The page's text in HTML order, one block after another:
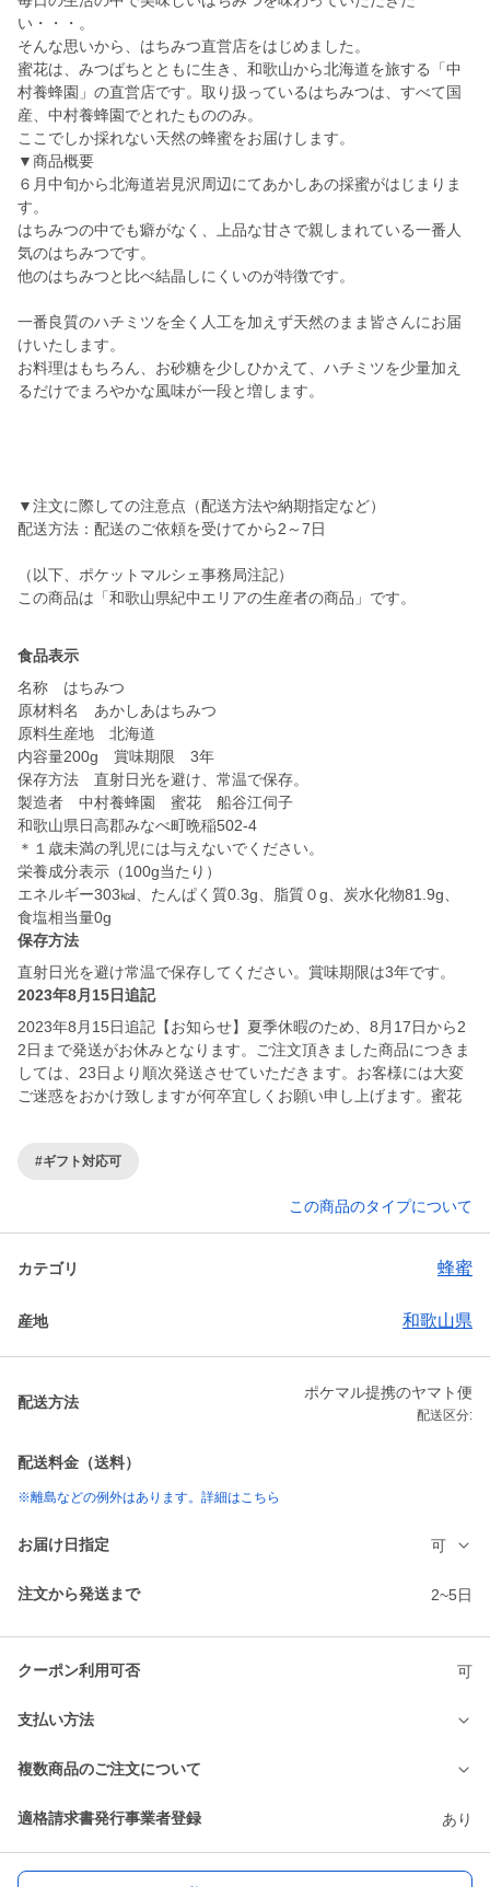
い・・・。
そんな思いから、はちみつ直営店をはじめました。
蜜花は、みつばちとともに生き、和歌山から北海道を旅する「中
村養蜂園」の直営店です。取り扱っているはちみつは、すべて国
産、中村養蜂園でとれたもののみ。
ここでしか採れない天然の蜂蜜をお届けします。
▼商品概要
６月中旬から北海道岩見沢周辺にてあかしあの採蜜がはじまりま
す。
はちみつの中でも癖がなく、上品な甘さで親しまれている一番人
気のはちみつです。
他のはちみつと比べ結晶しにくいのが特徴です。
一番良質のハチミツを全く人工を加えず天然のまま皆さんにお届
けいたします。
お料理はもちろん、お砂糖を少しひかえて、ハチミツを少量加え
るだけでまろやかな風味が一段と増します。
▼注文に際しての注意点（配送方法や納期指定など）
配送方法：配送のご依頼を受けてから2～7日
（以下、ポケットマルシェ事務局注記）
この商品は「和歌山県紀中エリアの生産者の商品」です。
食品表示
名称 はちみつ
原材料名 あかしあはちみつ
原料生産地 北海道
内容量200g 賞味期限 3年
保存方法 直射日光を避け、常温で保存。
製造者 中村養蜂園 蜜花 船谷江伺子
和歌山県日高郡みなべ町晩稲502-4
＊１歳未満の乳児には与えないでください。
栄養成分表示（100g当たり）
エネルギー303㎉、たんぱく質0.3g、脂質０g、炭水化物81.9g、
保存方法
直射日光を避け常温で保存してください。賞味期限は3年です。
2023年8月15日追記
2023年8月15日追記【お知らせ】夏季休暇のため、8月17日から2
2日まで発送がお休みとなります。ご注文頂きました商品につきま
しては、23日より順次発送させていただきます。お客様には大変
ご迷惑をおかけ致しますが何卒宜しくお願い申し上げます。蜜花
#ギフト対応可
この商品のタイプについて
カテゴリ 蜂蜜
産地 和歌山県
配送方法
ポケマル提携のヤマト便
配送区分:
配送料金（送料）
※離島などの例外はあります。詳細はこちら
お届け日指定 可
注文から発送まで 2~5日
クーポン利用可否 可
支払い方法
複数商品のご注文について
適格請求書発行事業者登録 あり